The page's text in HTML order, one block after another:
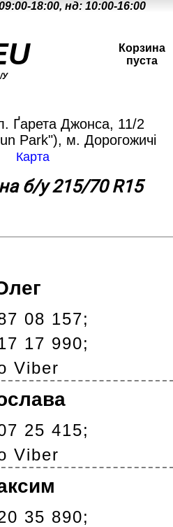
18:00, нд: 10:00-16:00
У
Ґарета Джонса, 11/2
Park"), м. Дорогожичі
Карта
Корзина
пуста
б/у 215/70 R15
08 157;
17 990;
Viber
25 415;
Viber
35 890;